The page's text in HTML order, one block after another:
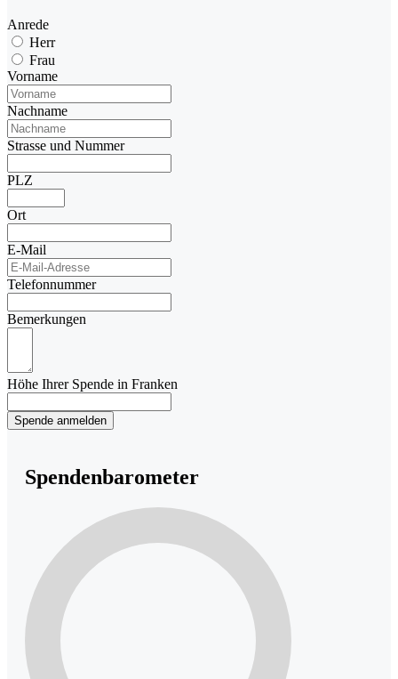
Anrede
Herr
Frau
Vorname
Nachname
Strasse und Nummer
PLZ
Ort
E-Mail
Telefonnummer
Bemerkungen
Höhe Ihrer Spende in Franken
Spende anmelden
Spendenbarometer